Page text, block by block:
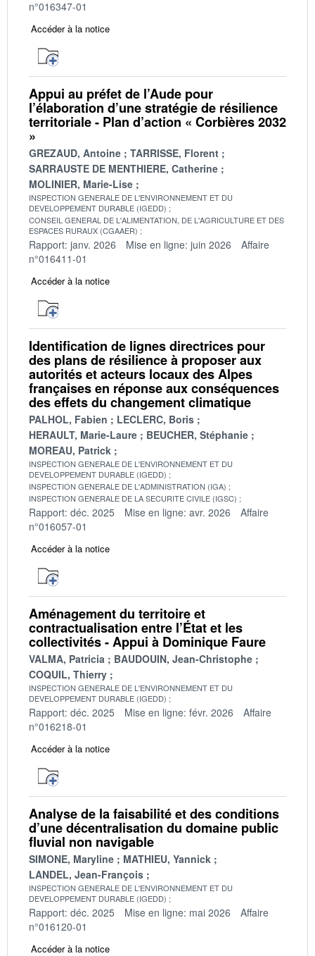
n°016347-01
Accéder à la notice
Appui au préfet de l’Aude pour
l’élaboration d’une stratégie de résilience
territoriale - Plan d’action « Corbières 2032
»
GREZAUD, Antoine
TARRISSE, Florent
SARRAUSTE DE MENTHIERE, Catherine
MOLINIER, Marie-Lise
INSPECTION GENERALE DE L'ENVIRONNEMENT ET DU
DEVELOPPEMENT DURABLE (IGEDD)
CONSEIL GENERAL DE L'ALIMENTATION, DE L'AGRICULTURE ET DES
ESPACES RURAUX (CGAAER)
Rapport: janv. 2026 Mise en ligne: juin 2026
Affaire
n°016411-01
Accéder à la notice
Identification de lignes directrices pour
des plans de résilience à proposer aux
autorités et acteurs locaux des Alpes
françaises en réponse aux conséquences
des effets du changement climatique
PALHOL, Fabien
LECLERC, Boris
HERAULT, Marie-Laure
BEUCHER, Stéphanie
MOREAU, Patrick
INSPECTION GENERALE DE L'ENVIRONNEMENT ET DU
DEVELOPPEMENT DURABLE (IGEDD)
INSPECTION GENERALE DE L'ADMINISTRATION (IGA)
INSPECTION GENERALE DE LA SECURITE CIVILE (IGSC)
Rapport: déc. 2025 Mise en ligne: avr. 2026
Affaire
n°016057-01
Accéder à la notice
Aménagement du territoire et
contractualisation entre l’État et les
collectivités - Appui à Dominique Faure
VALMA, Patricia
BAUDOUIN, Jean-Christophe
COQUIL, Thierry
INSPECTION GENERALE DE L'ENVIRONNEMENT ET DU
DEVELOPPEMENT DURABLE (IGEDD)
Rapport: déc. 2025 Mise en ligne: févr. 2026
Affaire
n°016218-01
Accéder à la notice
Analyse de la faisabilité et des conditions
d’une décentralisation du domaine public
fluvial non navigable
SIMONE, Maryline
MATHIEU, Yannick
LANDEL, Jean-François
INSPECTION GENERALE DE L'ENVIRONNEMENT ET DU
DEVELOPPEMENT DURABLE (IGEDD)
Rapport: déc. 2025 Mise en ligne: mai 2026
Affaire
n°016120-01
Accéder à la notice